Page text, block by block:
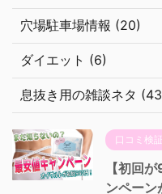
穴場駐車場情報 (20)
ダイエット (6)
息抜き用の雑談ネタ
口コミ検証
【初回
ンペーン